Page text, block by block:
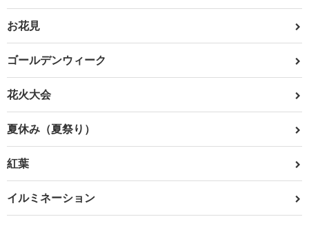
お花見
ゴールデンウィーク
花火大会
夏休み（夏祭り）
紅葉
イルミネーション